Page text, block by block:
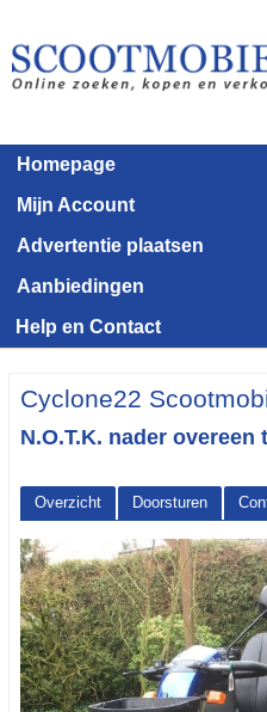
Homepage
Mijn Account
Advertentie plaatsen
Aanbiedingen
Help en Contact
Cyclone22
N.O.T.K. nader overeen
Overzicht Doorsturen
<< Terug